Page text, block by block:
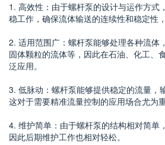
1. 高效性：由于螺杆泵的设计与运作方式
稳工作，确保流体输送的连续性和稳定性
2. 适用范围广：螺杆泵能够处理各种流体
固体颗粒的流体等，因此在石油、化工、
泛应用。
3. 低脉动：螺杆泵能够提供稳定的流量，
这对于需要精准流量控制的应用场合尤为重
4. 维护简单：由于螺杆泵的结构相对简单
因此后期维护工作也相对轻松。